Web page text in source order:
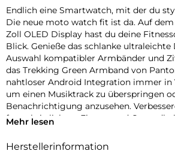
Endlich eine Smartwatch, mit der du
Die neue moto watch fit ist da. Auf dem
Zoll OLED Display hast du deine
Blick. Genieße das schlanke ultraleichte
Auswahl kompatibler Armbänder und
das Trekking Green Armband von
nahtloser Android Integration immer in
um einen Musiktrack zu überspringen
Benachrichtigung anzusehen.
fortschrittlichem Fitness und
Corning Gorilla Glass ist deine Uhr
Mehr lesen
Herstellerinformation